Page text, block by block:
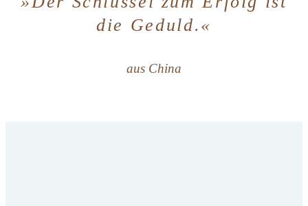
die Geduld.«
aus China